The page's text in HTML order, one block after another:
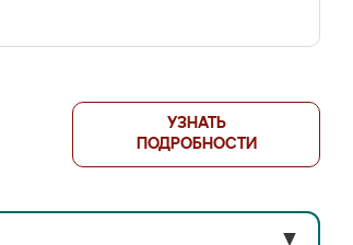
УЗНАТЬ
ПОДРОБНОСТИ